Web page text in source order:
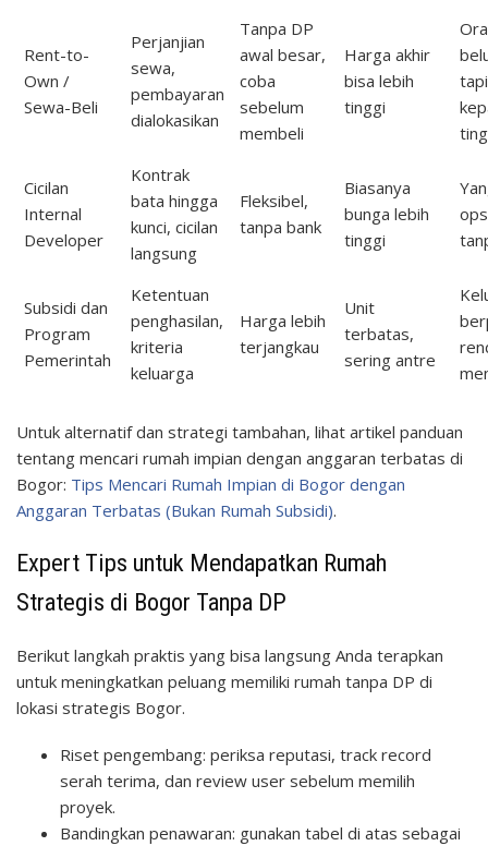
Rent-to-
Own /
Sewa-Beli
Perjanjian
sewa,
pembayaran
dialokasikan
Tanpa DP
awal besar,
coba
sebelum
membeli
Harga akhir
bisa lebih
tinggi
Cicilan
Internal
Developer
Kontrak
bata hingga
kunci, cicilan
langsung
Fleksibel,
tanpa bank
Biasanya
bunga lebih
tinggi
Subsidi dan
Program
Pemerintah
Ketentuan
penghasilan,
kriteria
keluarga
Harga lebih
terjangkau
Unit
terbatas,
sering antre
Untuk alternatif dan strategi tambahan, lihat artikel panduan
tentang mencari rumah impian dengan anggaran terbatas di
Bogor: Tips Mencari Rumah Impian di Bogor dengan
Anggaran Terbatas (Bukan Rumah Subsidi).
Expert Tips untuk Mendapatkan Rumah
Strategis di Bogor Tanpa DP
Berikut langkah praktis yang bisa langsung Anda terapkan
untuk meningkatkan peluang memiliki rumah tanpa DP di
lokasi strategis Bogor.
Riset pengembang: periksa reputasi, track record
serah terima, dan review user sebelum memilih
proyek.
Bandingkan penawaran: gunakan tabel di atas sebagai